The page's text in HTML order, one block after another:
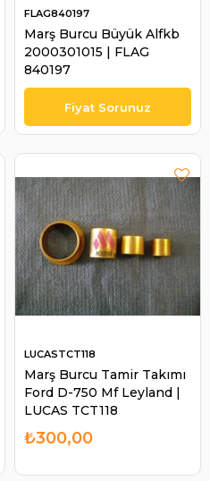
Marş Burcu Büyük Alfkb
2000301015 | FLAG
840197
FLAG840197
Marş Burcu Tamir Takımı
Ford D-750 Mf Leyland |
LUCAS TCT118
LUCASTCT118
₺300,00